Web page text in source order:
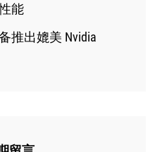
能
推出媲美 Nvidia